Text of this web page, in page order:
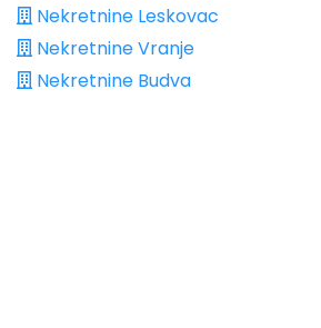
Nekretnine Leskovac
Nekretnine Vranje
Nekretnine Budva